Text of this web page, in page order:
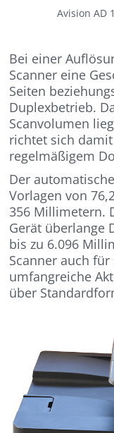
Avision AD
Bei einer
Scanner eine
Seiten
Duplexbetrieb.
Scanvolumen
richtet sich
regelmäßigem
Der
Vorlagen von
356 Millimetern.
Gerät überlange
bis zu 6.096
Scanner auch
umfangreiche
über